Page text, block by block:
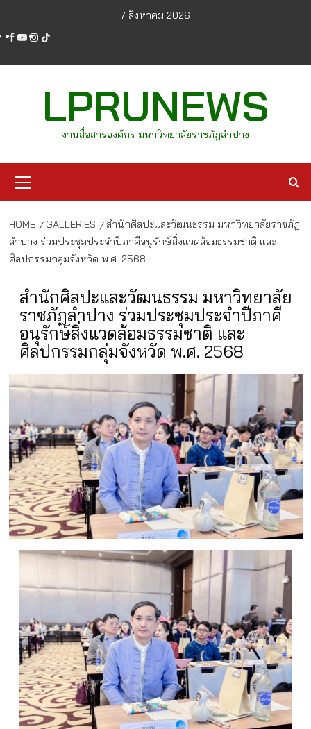
content
7 สิงหาคม 2026
facebook
youtube
instagram
tiktok
LPRUNEWS
งานสื่อสารองค์กร มหาวิทยาลัยราชภัฏลำปาง
Menu
HOME GALLERIES
สำนักศิลปะและวัฒนธรรม มหาวิทยาลัยราชภัฏ
ลำปาง ร่วมประชุมประจำปีภาคีอนุรักษ์สิ่งแวดล้อมธรรมชาติ และ
ศิลปกรรมกลุ่มจังหวัด พ.ศ. 2568
สำนักศิลปะและวัฒนธรรม มหาวิทยาลัย
ราชภัฏลำปาง ร่วมประชุมประจำปีภาคี
อนุรักษ์สิ่งแวดล้อมธรรมชาติ และ
ศิลปกรรมกลุ่มจังหวัด พ.ศ. 2568